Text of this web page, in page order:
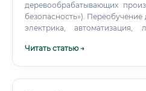
деревообрабатывающих
безопасность»).
электрика, автоматизация,
Читать статью →